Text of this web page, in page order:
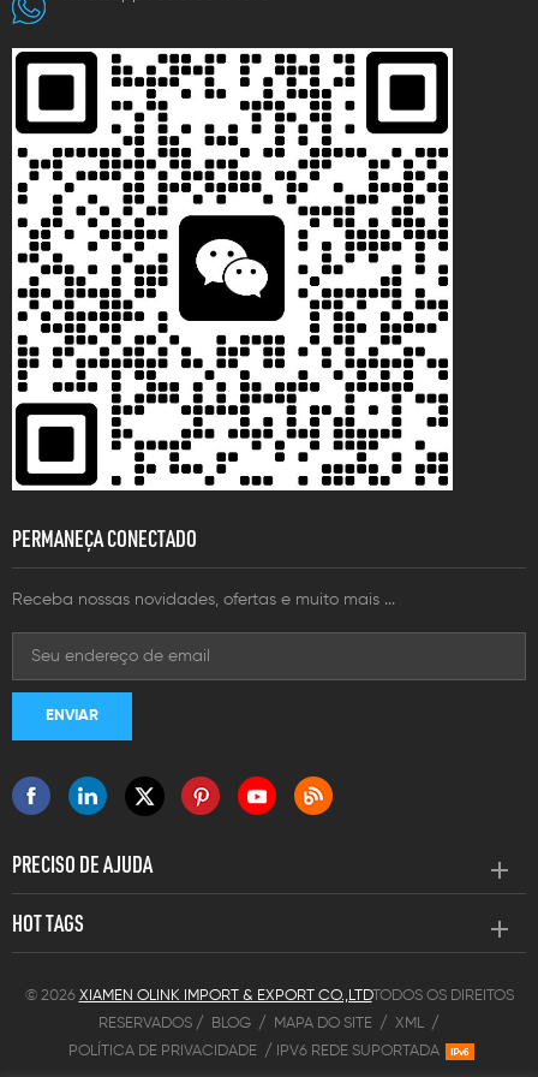
PERMANEÇA CONECTADO
Receba nossas novidades, ofertas e muito mais ...
PRECISO DE AJUDA
HOT TAGS
© 2026 XIAMEN OLINK IMPORT & EXPORT CO.,LTDTODOS OS DIREITOS
RESERVADOS /
BLOG / MAPA DO SITE / XML /
POLÍTICA DE PRIVACIDADE / IPV6 REDE SUPORTADA